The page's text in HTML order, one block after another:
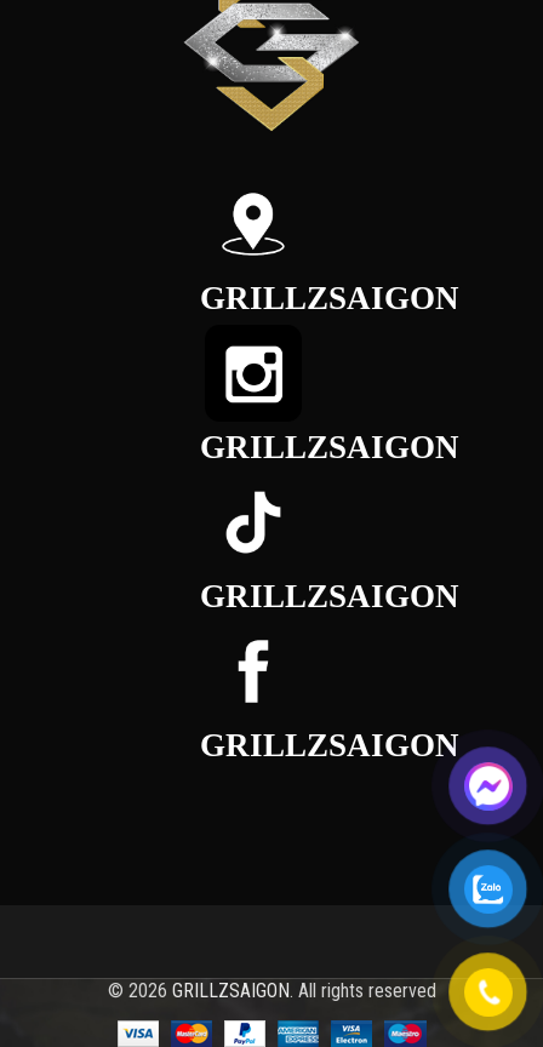
GRILLZSAIGON
GRILLZSAIGON
GRILLZSAIGON
GRILLZSAIGON
© 2026 GRILLZSAIGON. All rights reserved